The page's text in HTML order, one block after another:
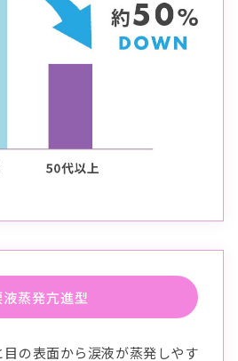
液蒸発亢進型
の表面から涙液が蒸発しやす